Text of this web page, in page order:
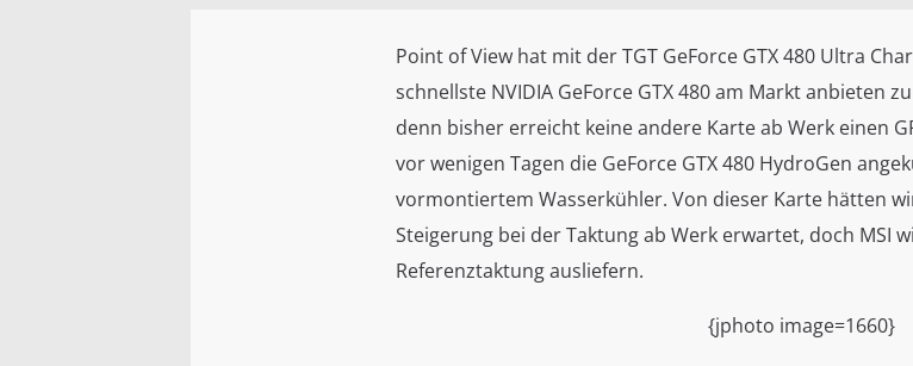
Point of View hat mit der TGT GeForce GTX 480 Ultra
schnellste NVIDIA GeForce GTX 480 am Markt anbieten
denn bisher erreicht keine andere Karte ab Werk einen
vor wenigen Tagen die GeForce GTX 480 HydroGen
vormontiertem Wasserkühler. Von dieser Karte hätten
Steigerung bei der Taktung ab Werk erwartet, doch MSI
Referenztaktung ausliefern.
{jphoto image=1660}